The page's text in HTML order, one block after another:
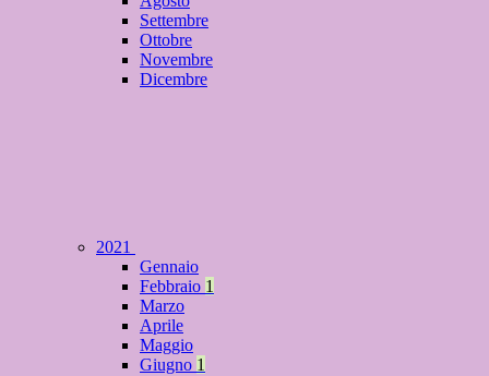
Settembre
Ottobre
Novembre
Dicembre
2021
Gennaio
Febbraio 1
Marzo
Aprile
Maggio
Giugno 1